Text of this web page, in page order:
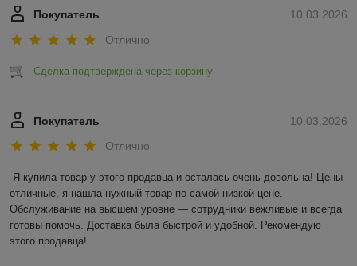
10.03.2026
Покупатель
Отлично
Сделка подтверждена через корзину
10.03.2026
Покупатель
Отлично
Я купила товар у этого продавца и осталась очень довольна! Цены
отличные, я нашла нужный товар по самой низкой цене.
Обслуживание на высшем уровне — сотрудники вежливые и всегда
готовы помочь. Доставка была быстрой и удобной. Рекомендую
этого продавца!